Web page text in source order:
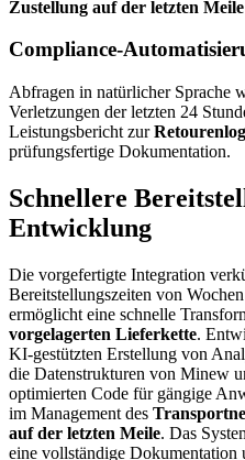
Zustellung auf der letzten Meile
Compliance-
Abfragen in natürlicher Sprache
Verletzungen der letzten 24
Leistungsbericht zur
prüfungsfertige Dokumentation.
Schnellere
Entwicklung
Die vorgefertigte Integration
Bereitstellungszeiten von
ermöglicht eine schnelle
vorgelagerten Lieferkette.
KI-gestützten Erstellung von
die Datenstrukturen von Minew
optimierten Code für gängige
im Management des
auf der letzten Meile. Das
eine vollständige Dokumentation